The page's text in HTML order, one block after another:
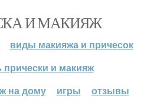
И МАКИЯЖ
виды макияжа и причесок
прически и макияж
на дому
игры отзывы